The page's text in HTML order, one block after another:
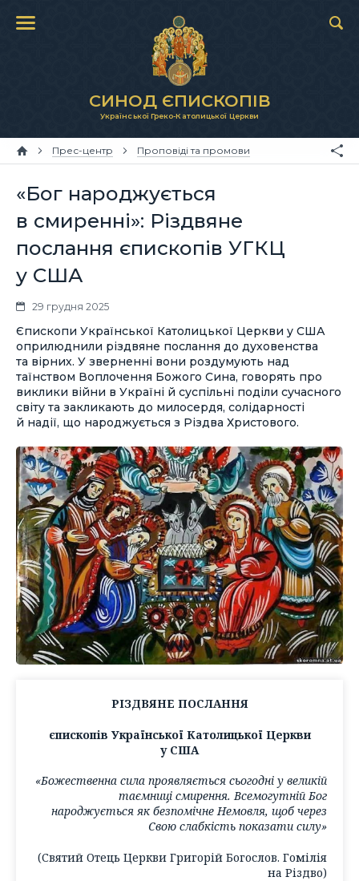
СИНОД ЄПИСКОПІВ
Української Греко-Католицької Церкви
Прес-центр Проповіді та промови
«Бог народжується
в смиренні»: Різдвяне
послання єпископів УГКЦ
у США
29 грудня 2025
Єпископи Української Католицької Церкви у США
оприлюднили різдвяне послання до духовенства
та вірних. У зверненні вони роздумують над
таїнством Воплочення Божого Сина, говорять про
виклики війни в Україні й суспільні поділи сучасного
світу та закликають до милосердя, солідарності
й надії, що народжується з Різдва Христового.
РІЗДВЯНЕ ПОСЛАННЯ
єпископів Української Католицької Церкви
у США
«Божественна сила проявляється сьогодні у великій
таємниці смирення. Всемогутній Бог
народжується як безпомічне Немовля, щоб через
Свою слабкість показати силу»
(Святий Отець Церкви Григорій Богослов. Гомілія
на Різдво)